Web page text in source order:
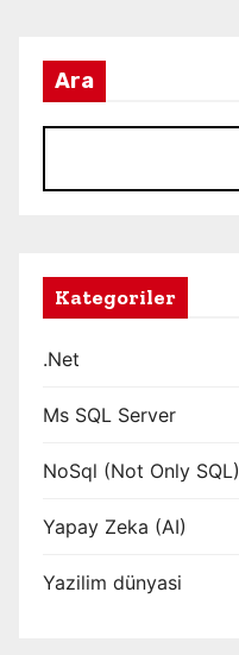
Ara
Kategoriler
.Net
Ms SQL Server
NoSql (Not Only SQL)
Yapay Zeka (AI)
Yazilim dünyasi